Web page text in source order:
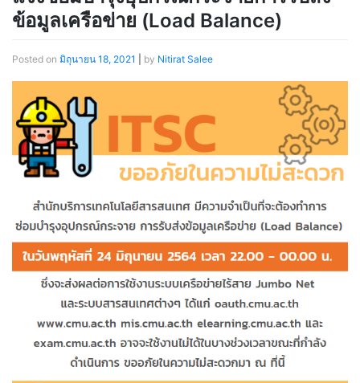
ข้อมูลเครือข่าย (Load Balance)
Posted on มิถุนายน 18, 2021 by Nitirat Salee